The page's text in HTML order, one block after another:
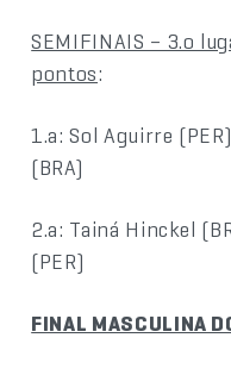
SEMIFINAIS – 3.o
pontos:
1.a: Sol Aguirre
(BRA)
2.a: Tainá Hinckel
(PER)
FINAL MASCULINA